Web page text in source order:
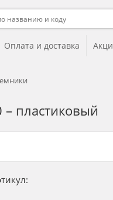
Оплата и доставка
пластиковый